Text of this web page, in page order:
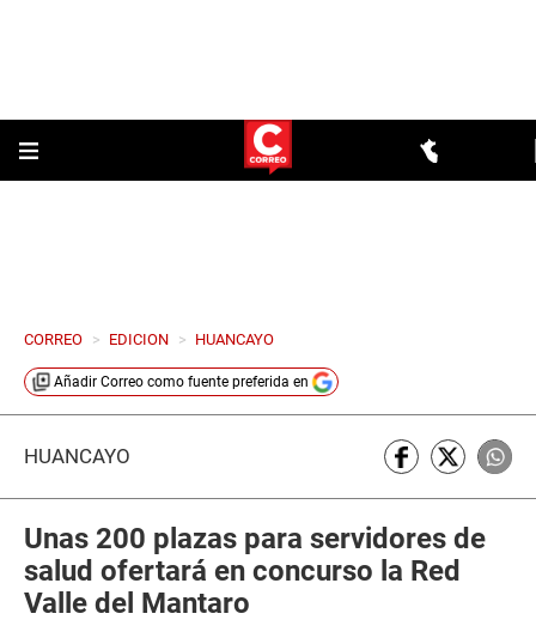
CORREO > EDICION > HUANCAYO
Añadir Correo como fuente preferida en
HUANCAYO
Unas 200 plazas para servidores de
salud ofertará en concurso la Red
Valle del Mantaro